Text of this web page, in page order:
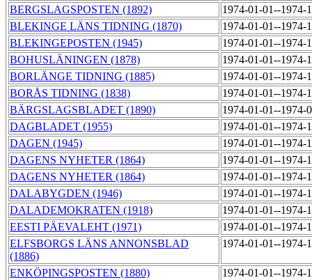
BERGSLAGSPOSTEN (1892)
1974-01-01--1974-
BLEKINGE LÄNS TIDNING (1870)
1974-01-01--1974-
BLEKINGEPOSTEN (1945)
1974-01-01--1974-
BOHUSLÄNINGEN (1878)
1974-01-01--1974-
BORLÄNGE TIDNING (1885)
1974-01-01--1974-
BORÅS TIDNING (1838)
1974-01-01--1974-
BÄRGSLAGSBLADET (1890)
1974-01-01--1974-
DAGBLADET (1955)
1974-01-01--1974-
DAGEN (1945)
1974-01-01--1974-
DAGENS NYHETER (1864)
1974-01-01--1974-
DAGENS NYHETER (1864)
1974-01-01--1974-
DALABYGDEN (1946)
1974-01-01--1974-
DALADEMOKRATEN (1918)
1974-01-01--1974-
EESTI PÄEVALEHT (1971)
1974-01-01--1974-
ELFSBORGS LÄNS ANNONSBLAD
(1886)
1974-01-01--1974-
ENKÖPINGSPOSTEN (1880)
1974-01-01--1974-